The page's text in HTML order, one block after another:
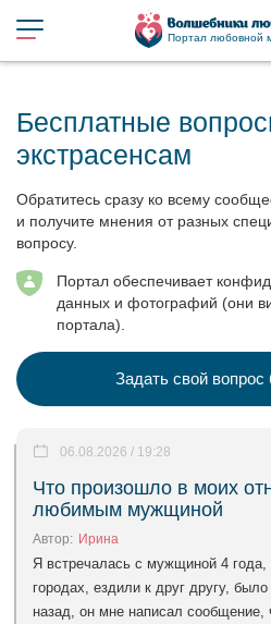
Портал любовной
Бесплатные
экстрасенсам
Обратитесь сразу ко всему
и получите мнения от разных
вопросу.
Портал обеспечивает
данных и фотографий (они
портала).
Задать свой вопрос
Что произошло в моих
любимым мужщиной
06.08.2026 / 19:28
Автор: Ирина
Я встречалась с мужщиной 4
городах, ездили к друг другу,
назад, он мне написал сообщение,